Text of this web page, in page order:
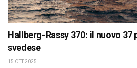
Hallberg-Rassy 370: il nuovo
svedese
15 OTT 2025